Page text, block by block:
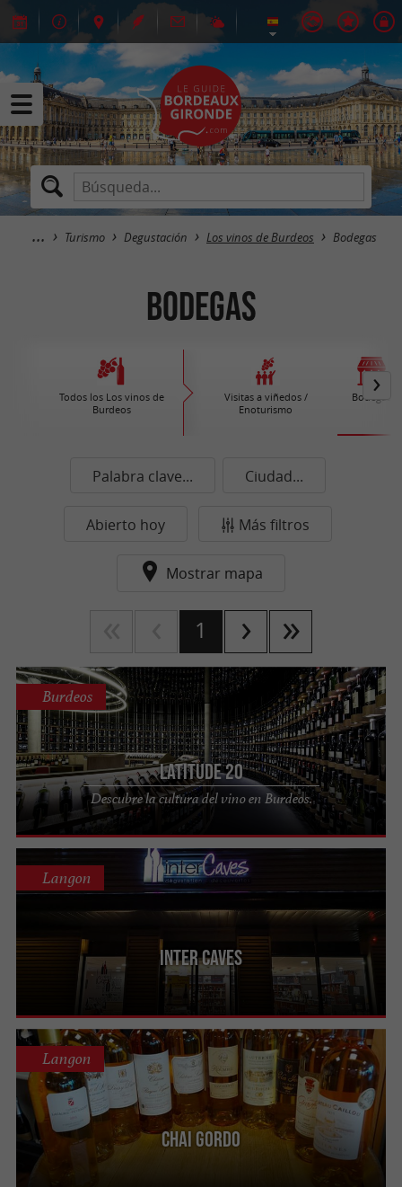
Turismo Degustación Los vinos de Burdeos Bodegas
Bodegas
Todos los Los vinos de
Burdeos
Visitas a viñedos /
Enoturismo
Bodegas
Palabra clave... Ciudad...
Abierto hoy Más filtros
Mostrar mapa
1
Latitude 20
Descubre la cultura del vino en Burdeos.
Burdeos
Inter Caves
Langon
Chai Gordo
Langon